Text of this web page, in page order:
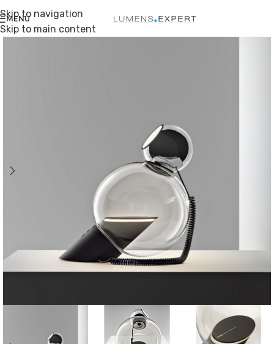
Skip to navigation
Skip to main content
MENU